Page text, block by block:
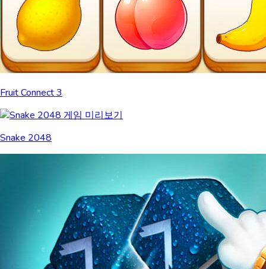
Fruit Connect 3
Snake 2048